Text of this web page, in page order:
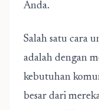
Anda.
Salah satu cara
adalah dengan
kebutuhan
besar dari